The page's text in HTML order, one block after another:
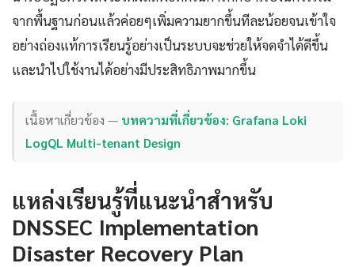
จากพื้นฐานก่อนแล้วค่อยๆเพิ่มความยากขึ้นทีละน้อยจนเข้าใจ
อย่างถ่องแท้การเรียนรู้อย่างเป็นระบบจะช่วยให้จดจำได้ดีขึ้น
และนำไปใช้งานได้อย่างมีประสิทธิภาพมากขึ้น
เนื้อหาเกี่ยวข้อง — บทความที่เกี่ยวข้อง: Grafana Loki
LogQL Multi-tenant Design
แหล่งเรียนรู้ที่แนะนำสำหรับ
DNSSEC Implementation
Disaster Recovery Plan